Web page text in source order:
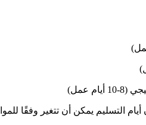
عمل)
أيام التسليم يمكن أن تتغير وفقًا